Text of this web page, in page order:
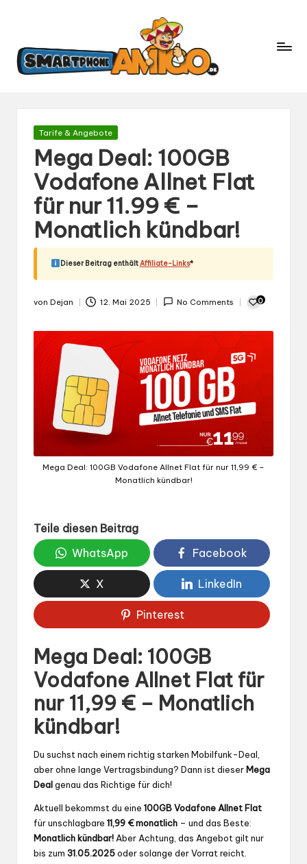
m
a
rt
in
der
Mobilfunk
Gepostet
Tarife & Angebote
Mega Deal: 100GB
Vodafone Allnet Flat
für nur 11.99 € –
Monatlich kündbar!
Dieser Beitrag enthältAffiliate-Links*
Gepostet
von Dejan 12. Mai 2025 No Comments 0
Mega Deal: 100GB Vodafone Allnet Flat für nur 11,99 € –
Monatlich kündbar!
Teile diesen Beitrag
WhatsApp
Facebook
X LinkedIn
Pinterest
Mega Deal: 100GB
Vodafone Allnet Flat für
nur 11,99 € – Monatlich
kündbar!
Du suchst nach einem richtig starken Mobilfunk-Deal,
aber ohne lange Vertragsbindung? Dann ist dieserMega
Dealgenau das Richtige für dich!
Aktuell bekommst du eine 100GB Vodafone Allnet Flat
für unschlagbare 11,99 € monatlich – und das Beste:
Monatlich kündbar! Aber Achtung, das Angebot gilt nur
bis zum 31.05.2025oder solange der Vorrat reicht.